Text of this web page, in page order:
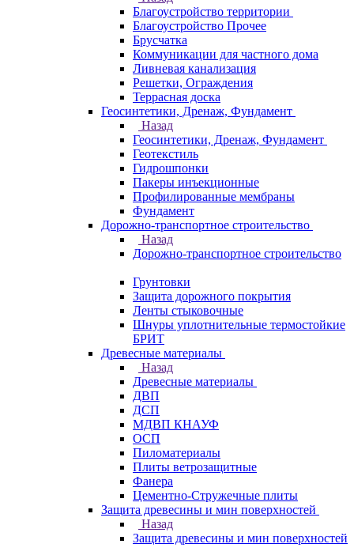
Благоустройство территории
Благоустройство Прочее
Брусчатка
Коммуникации для частного дома
Ливневая канализация
Решетки, Ограждения
Террасная доска
Геосинтетики, Дренаж, Фундамент
Назад
Геосинтетики, Дренаж, Фундамент
Геотекстиль
Гидрошпонки
Пакеры инъекционные
Профилированные мембраны
Фундамент
Дорожно-транспортное строительство
Назад
Дорожно-транспортное строительство
Грунтовки
Защита дорожного покрытия
Ленты стыковочные
Шнуры уплотнительные термостойкие
БРИТ
Древесные материалы
Назад
Древесные материалы
ДВП
ДСП
МДВП КНАУФ
ОСП
Пиломатериалы
Плиты ветрозащитные
Фанера
Цементно-Стружечные плиты
Защита древесины и мин поверхностей
Назад
Защита древесины и мин поверхностей